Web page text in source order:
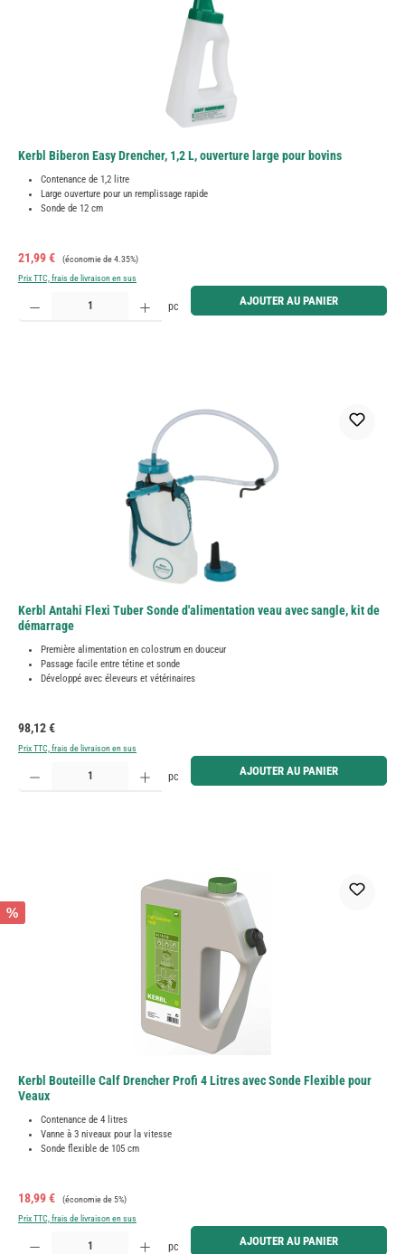
Kerbl Biberon Easy Drencher, 1,2 L, ouverture large pour bovins
Contenance de 1,2 litre
Large ouverture pour un remplissage rapide
Sonde de 12 cm
Prix de vente :
21,99 € Prix régulier :
(économie de 4.35%)
Prix TTC, frais de livraison en sus
Quantité de produit : Entrez la quantité souhaitée ou utilisez les boutons pour augmenter ou
pc AJOUTER AU PANIER
Kerbl Antahi Flexi Tuber Sonde d'alimentation veau avec sangle, kit de
démarrage
Première alimentation en colostrum en douceur
Passage facile entre tétine et sonde
Développé avec éleveurs et vétérinaires
Prix régulier :
98,12 €
Prix TTC, frais de livraison en sus
Quantité de produit : Entrez la quantité souhaitée ou utilisez les boutons pour augmenter ou
pc AJOUTER AU PANIER
%
Kerbl Bouteille Calf Drencher Profi 4 Litres avec Sonde Flexible pour
Veaux
Contenance de 4 litres
Vanne à 3 niveaux pour la vitesse
Sonde flexible de 105 cm
Prix de vente :
18,99 € Prix régulier :
(économie de 5%)
Prix TTC, frais de livraison en sus
Quantité de produit : Entrez la quantité souhaitée ou utilisez les boutons pour augmenter ou
pc AJOUTER AU PANIER